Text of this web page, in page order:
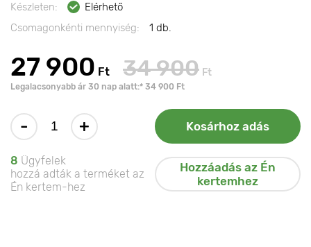
Készleten:
Elérhető
Csomagonkénti mennyiség:
1 db.
27 900 Ft 34 900 Ft
Legalacsonyabb ár 30 nap alatt:* 34 900 Ft
- + Kosárhoz adás
8 Ügyfelek
hozzá adták a terméket az
Én kertem-hez
Hozzáadás az Én
kertemhez